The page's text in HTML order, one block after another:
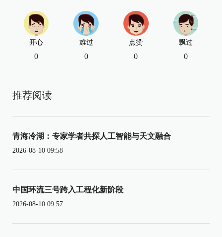
开心
0
难过
0
点赞
0
飘过
0
推荐阅读
青海冷湖：专家学者共探人工智能与天文融合
2026-08-10 09:58
中国环流三号跨入工程化新阶段
2026-08-10 09:57